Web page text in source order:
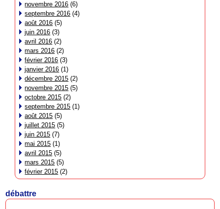
novembre 2016 (6)
septembre 2016 (4)
août 2016 (5)
juin 2016 (3)
avril 2016 (2)
mars 2016 (2)
février 2016 (3)
janvier 2016 (1)
décembre 2015 (2)
novembre 2015 (5)
octobre 2015 (2)
septembre 2015 (1)
août 2015 (5)
juillet 2015 (5)
juin 2015 (7)
mai 2015 (1)
avril 2015 (5)
mars 2015 (5)
février 2015 (2)
débattre